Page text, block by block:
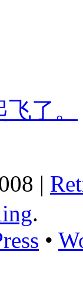
了。
|
.
•